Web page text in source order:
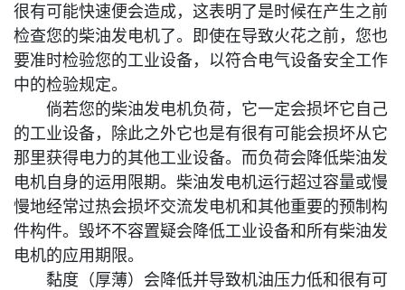
很有可能快速便会造成，这表明了是时候在产生之前
检查您的柴油发电机了。即使在导致火花之前，您也
要准时检验您的工业设备，以符合电气设备安全工作
中的检验规定。
倘若您的柴油发电机负荷，它一定会损坏它自己
的工业设备，除此之外它也是有很有可能会损坏从它
那里获得电力的其他工业设备。而负荷会降低柴油发
电机自身的运用限期。柴油发电机运行超过容量或慢
慢地经常过热会损坏交流发电机和其他重要的预制构
件构件。毁坏不容置疑会降低工业设备和所有柴油发
电机的应用期限。
黏度（厚薄）会降低并导致机油压力低和很有可